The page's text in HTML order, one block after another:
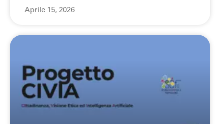
Aprile 15, 2026